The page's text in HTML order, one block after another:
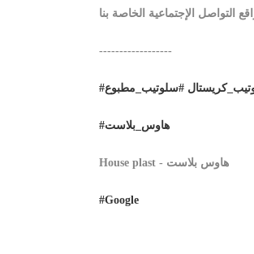
------------------
#سلوتيب_مطبوع
#هاوس_بلاست
House plast - هاوس بلاست
#Google